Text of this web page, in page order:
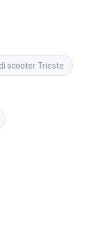
scooterTrieste